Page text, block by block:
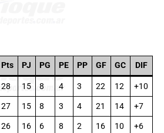
Pts PJ PG PE PP GF GC DIF
28 15 8 4 3 22 12
+10
27 15 8 3 4 21 14
+7
26 16 6 8 2 16 10
+6